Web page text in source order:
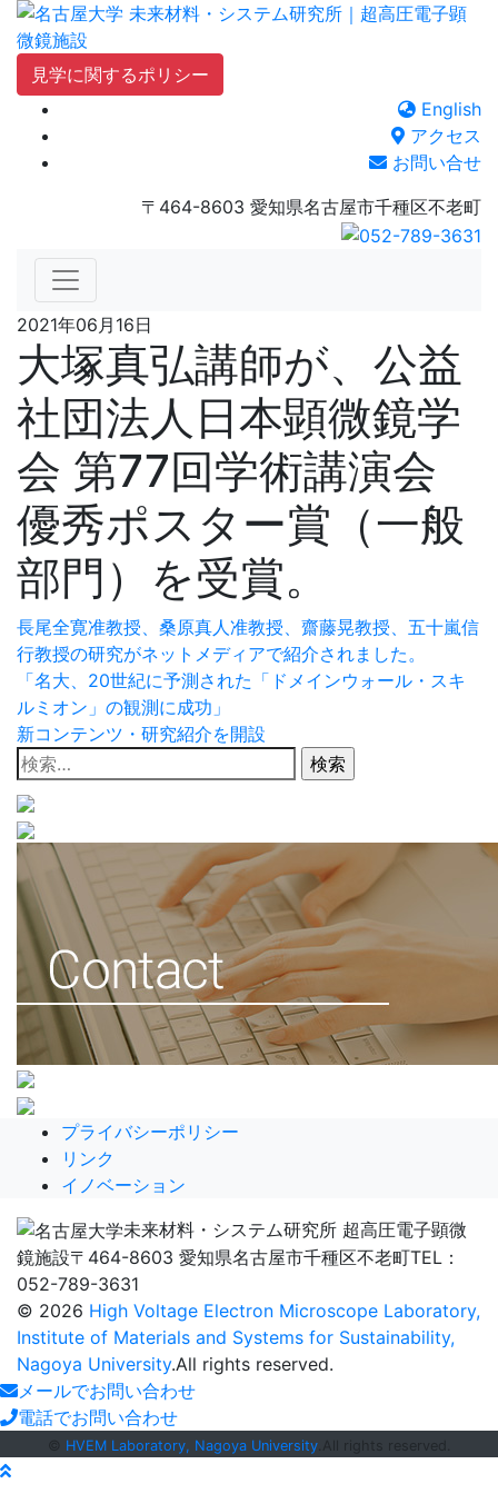
Skip
content見学に関するポリシー
English
アクセス
お問い合せ
〒464-8603 愛知県名古屋市千種区不老町
2021年06月16日
大塚真弘講師が、公益
社団法人日本顕微鏡学
会 第77回学術講演会
優秀ポスター賞（一般
部門）を受賞。
投
稿
ナ
ビ
ゲ
ー
シ
ョ
ン
長尾全寛准教授、桑原真人准教授、齋藤晃教授、五十嵐信
行教授の研究がネットメディアで紹介されました。
「名大、20世紀に予測された「ドメインウォール・スキ
ルミオン」の観測に成功」
新コンテンツ・研究紹介を開設
検
索:
プライバシーポリシー
リンク
イノベーション
未来材料・システム研究所 超高圧電子顕微
鏡施設〒464-8603 愛知県名古屋市千種区不老町TEL：
052-789-3631
© 2026 High Voltage Electron Microscope Laboratory,
Institute of Materials and Systems for Sustainability,
Nagoya University.All rights reserved.
メールでお問い合わせ
電話でお問い合わせ
HVEM Laboratory, Nagoya University.All rights reserved.